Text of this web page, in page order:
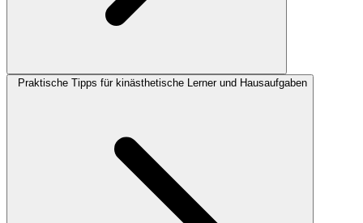
Praktische Tipps für kinästhetische Lerner und Hausaufgaben